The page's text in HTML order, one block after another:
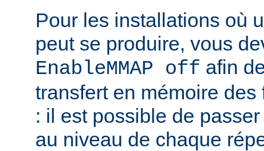
Pour les installations où
peut se produire, vous
EnableMMAP off afin
transfert en mémoire
: il est possible de
au niveau de chaque